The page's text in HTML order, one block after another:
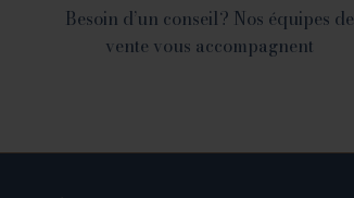
Besoin d’un conseil? Nos équipes de
vente vous accompagnent